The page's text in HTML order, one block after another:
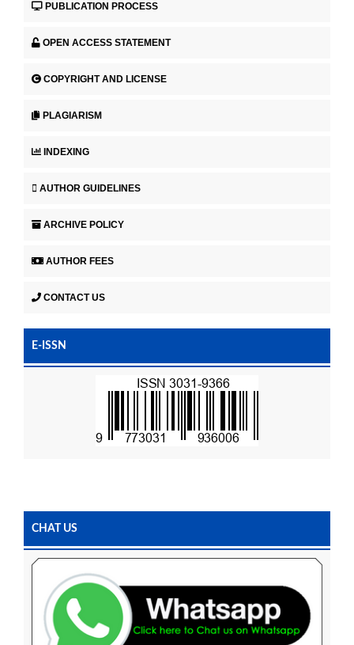
PUBLICATION PROCESS
OPEN ACCESS STATEMENT
COPYRIGHT AND LICENSE
PLAGIARISM
INDEXING
AUTHOR GUIDELINES
ARCHIVE POLICY
AUTHOR FEES
CONTACT US
E-ISSN
CHAT US